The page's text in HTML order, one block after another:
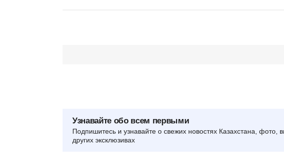
Узнавайте обо всем первыми
Подпишитесь и узнавайте о свежих новостях Казахстана, фото,
других эксклюзивах